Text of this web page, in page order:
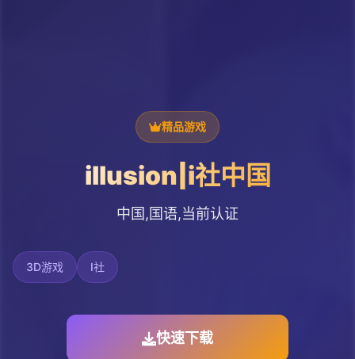
精品游戏
illusion|i社中国
中国,国语,当前认证
3D游戏 I社
快速下载